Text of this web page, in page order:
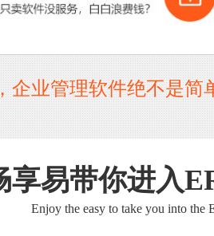
企业管理软件绝不是
享易带你进入
Enjoy the easy to take you into the